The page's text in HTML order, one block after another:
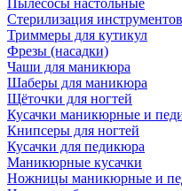
Пылесосы настольные
Стерилизация инструментов
Триммеры для кутикул
Фрезы (насадки)
Чаши для маникюра
Шаберы для маникюра
Щёточки для ногтей
Кусачки маникюрные и
Книпсеры для ногтей
Кусачки для педикюра
Маникюрные кусачки
Ножницы маникюрные и